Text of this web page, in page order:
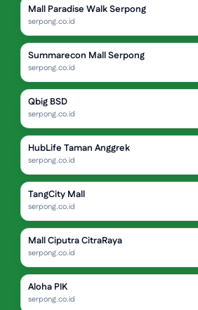
Mall Paradise Walk Serpong
serpong.co.id
Summarecon Mall Serpong
serpong.co.id
Qbig BSD
serpong.co.id
HubLife Taman Anggrek
serpong.co.id
TangCity Mall
serpong.co.id
Mall Ciputra CitraRaya
serpong.co.id
Aloha PIK
serpong.co.id